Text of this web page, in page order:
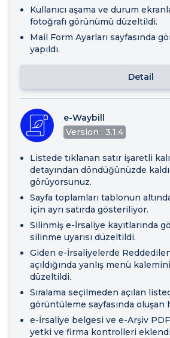
Kullanıcı aşama ve durum
fotoğrafı görünümü düzeltildi.
Mail Form Ayarları sayfasında
yapıldı.
Detail
e-Waybill
Version : 3.1.4
Listede tıklanan satır işaretli
detayından döndüğünüzde
görüyorsunuz.
Sayfa toplamları tablonun
için ayrı satırda gösteriliyor.
Silinmiş e-İrsaliye kayıtlarında
silinme uyarısı düzeltildi.
Giden e-İrsaliyelerde
açıldığında yanlış menü
düzeltildi.
Sıralama seçilmeden açılan
görüntüleme sayfasında oluşan
e-İrsaliye belgesi ve e-Arşiv
yetki ve firma kontrolleri